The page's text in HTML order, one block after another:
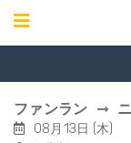
ファンラン
08月13日 (木)